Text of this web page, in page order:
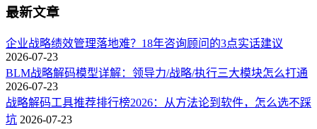
最新文章
企业战略绩效管理落地难？18年咨询顾问的3点实话建议
2026-07-23
BLM战略解码模型详解：领导力/战略/执行三大模块怎么打通
2026-07-23
战略解码工具推荐排行榜2026：从方法论到软件，怎么选不踩
坑 2026-07-23